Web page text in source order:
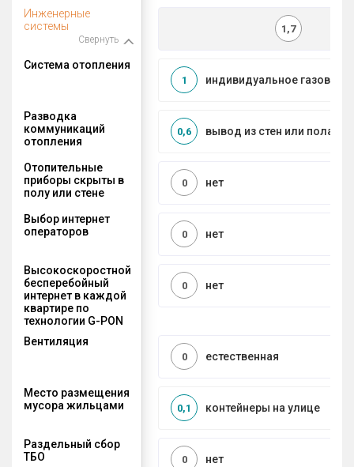
Инженерные
системы
Свернуть
1,7
Система отопления
индивидуальное газовое
1
Разводка
коммуникаций
отопления
вывод из стен или пола
0,6
Отопительные
приборы скрыты в
полу или стене
нет
0
Выбор интернет
операторов
нет
0
Высокоскоростной
бесперебойный
интернет в каждой
квартире по
технологии G-PON
нет
0
Вентиляция
естественная
0
Место размещения
мусора жильцами
контейнеры на улице
0,1
Раздельный сбор
ТБО
нет
0